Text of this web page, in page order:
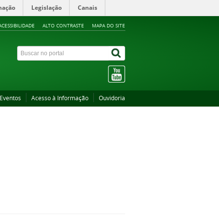
Legislação Canais
ALTO CONTRASTE MAPA DO SITE
Eventos Acesso à Informação Ouvidoria